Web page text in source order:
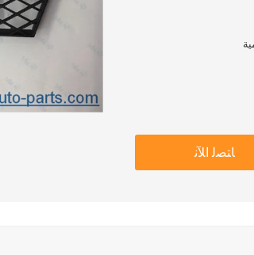
ﺎﺘﺼﻟ ﺍﻶﻧ